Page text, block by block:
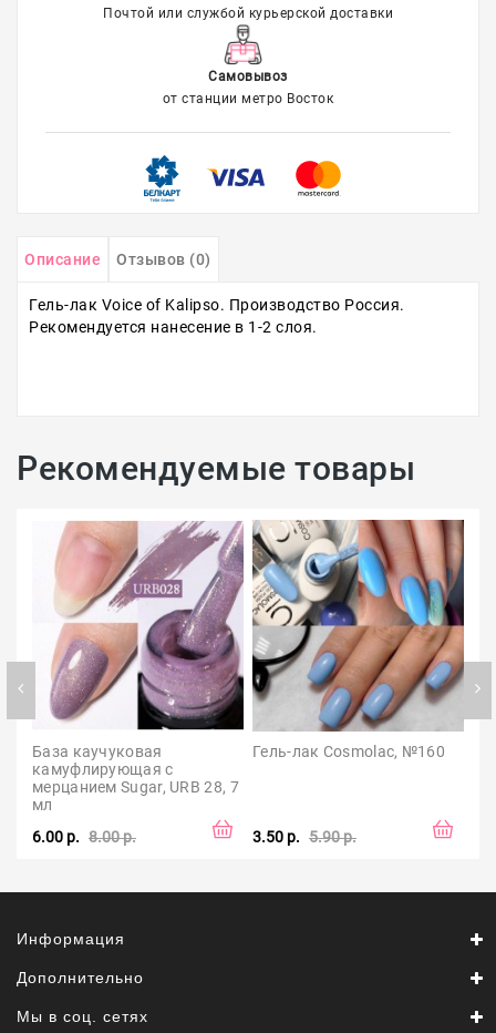
Почтой или службой курьерской доставки
Самовывоз
от станции метро Восток
Описание Отзывов (0)
Гель-лак Voice of Kalipso. Производство Россия.
Рекомендуется нанесение в 1-2 слоя.
Рекомендуемые товары
База каучуковая
камуфлирующая с
мерцанием Sugar, URB 28, 7
мл
6.00 р. 8.00 р.
Гель-лак Cosmolac, №160
3.50 р. 5.90 р.
Информация
Дополнительно
Мы в соц. сетях